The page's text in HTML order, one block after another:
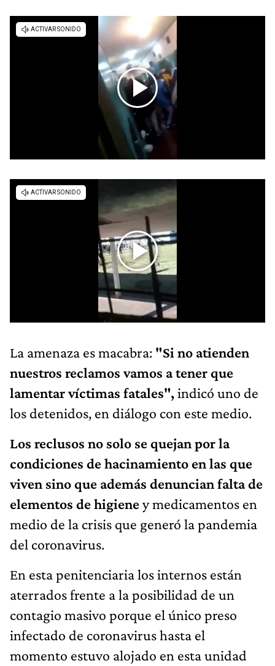
La amenaza es macabra: "Si no atienden
nuestros reclamos vamos a tener que
lamentar víctimas fatales",indicó uno de
los detenidos, en diálogo con este medio.
Los reclusos no solo se quejan por la
condiciones de hacinamiento en las que
viven sino que además denuncian falta de
elementos de higieney medicamentos en
medio de la crisis que generó la pandemia
del coronavirus.
En esta penitenciaria los internos están
aterrados frente a la posibilidad de un
contagio masivo porque el único preso
infectado de coronavirus hasta el
momento estuvo alojado en esta unidad